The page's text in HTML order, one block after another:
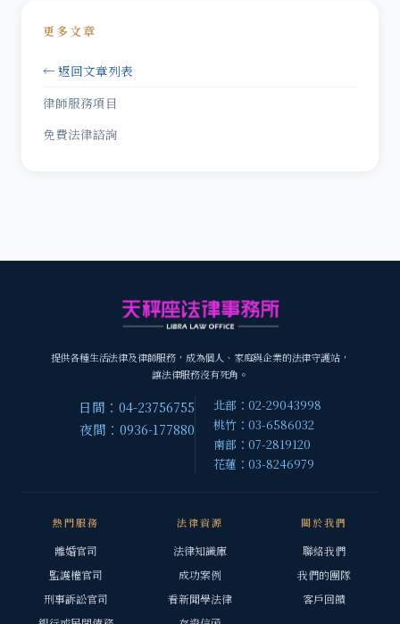
更多文章
← 返回文章列表
律師服務項目
免費法律諮詢
提供各種生活法律及律師服務，成為個人、家庭與企業的法律守護站，
讓法律服務沒有死角。
日間：04-23756755
夜間：0936-177880
北部：02-29043998
桃竹：03-6586032
南部：07-2819120
花蓮：03-8246979
熱門服務
離婚官司
監護權官司
刑事訴訟官司
法律資源
法律知識庫
成功案例
看新聞學法律
關於我們
聯絡我們
我們的團隊
客戶回饋